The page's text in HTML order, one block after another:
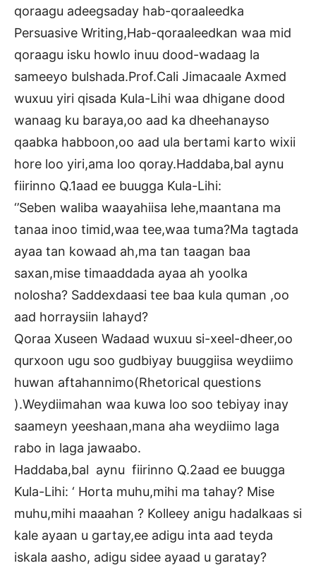
qoraagu adeegsaday hab-qoraaleedka
Persuasive Writing,Hab-qoraaleedkan waa mid
qoraagu isku howlo inuu dood-wadaag la
sameeyo bulshada.Prof.Cali Jimacaale Axmed
wuxuu yiri qisada Kula-Lihi waa dhigane dood
wanaag ku baraya,oo aad ka dheehanayso
qaabka habboon,oo aad ula bertami karto wixii
hore loo yiri,ama loo qoray.Haddaba,bal aynu
fiirinno Q.1aad ee buugga Kula-Lihi:
‘’Seben waliba waayahiisa lehe,maantana ma
tanaa inoo timid,waa tee,waa tuma?Ma tagtada
ayaa tan kowaad ah,ma tan taagan baa
saxan,mise timaaddada ayaa ah yoolka
nolosha? Saddexdaasi tee baa kula quman ,oo
aad horraysiin lahayd?
Qoraa Xuseen Wadaad wuxuu si-xeel-dheer,oo
qurxoon ugu soo gudbiyay buuggiisa weydiimo
huwan aftahannimo(Rhetorical questions
).Weydiimahan waa kuwa loo soo tebiyay inay
saameyn yeeshaan,mana aha weydiimo laga
rabo in laga jawaabo.
Haddaba,bal aynu fiirinno Q.2aad ee buugga
Kula-Lihi: ‘ Horta muhu,mihi ma tahay? Mise
muhu,mihi maaahan ? Kolleey anigu hadalkaas si
kale ayaan u gartay,ee adigu inta aad teyda
iskala aasho, adigu sidee ayaad u garatay?